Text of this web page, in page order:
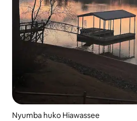
Nyumba huko Hiawassee